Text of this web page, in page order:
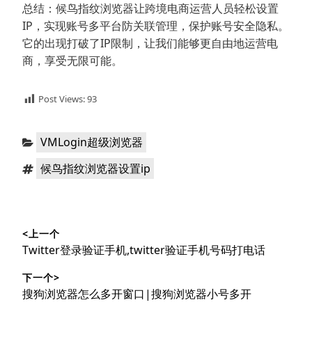
总结：候鸟指纹浏览器让跨境电商运营人员轻松设置
IP，实现账号多平台防关联管理，保护账号安全隐私。
它的出现打破了IP限制，让我们能够更自由地运营电
商，享受无限可能。
Post Views:93
分 VMLogin超级浏览器
标 候鸟指纹浏览器设置ip
章
导
航
<上一个
上
文
章：
Twitter登录验证手机,twitter验证手机号码打电话
下一个>
下
搜狗浏览器怎么多开窗口|搜狗浏览器小号多开